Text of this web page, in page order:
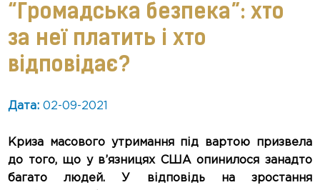
“Громадська безпека”: хто
за неї платить і хто
відповідає?
Дата: 02-09-2021
Криза масового утримання під вартою призвела
до того, що у в’язницях США опинилося занадто
багато людей. У відповідь на зростання